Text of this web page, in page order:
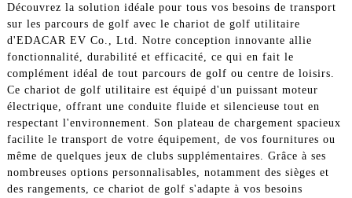
Découvrez la solution idéale pour tous vos besoins de transport
sur les parcours de golf avec le chariot de golf utilitaire
d'EDACAR EV Co., Ltd. Notre conception innovante allie
fonctionnalité, durabilité et efficacité, ce qui en fait le
complément idéal de tout parcours de golf ou centre de loisirs.
Ce chariot de golf utilitaire est équipé d'un puissant moteur
électrique, offrant une conduite fluide et silencieuse tout en
respectant l'environnement. Son plateau de chargement spacieux
facilite le transport de votre équipement, de vos fournitures ou
même de quelques jeux de clubs supplémentaires. Grâce à ses
nombreuses options personnalisables, notamment des sièges et
des rangements, ce chariot de golf s'adapte à vos besoins